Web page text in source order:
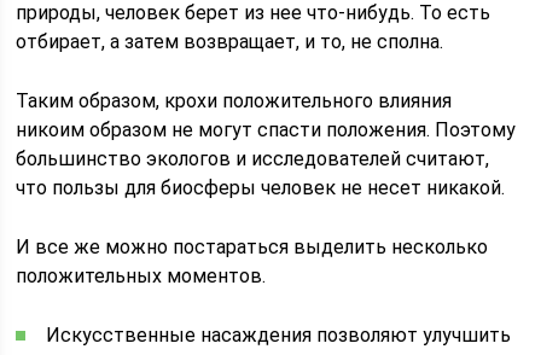
природы, человек берет из нее что-нибудь. То есть
отбирает, а затем возвращает, и то, не сполна.
Таким образом, крохи положительного влияния
никоим образом не могут спасти положения. Поэтому
большинство экологов и исследователей считают,
что пользы для биосферы человек не несет никакой.
И все же можно постараться выделить несколько
положительных моментов.
Искусственные насаждения позволяют улучшить